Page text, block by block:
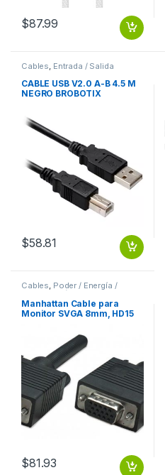
$87.99
Cables Entrada / Salida
CABLE USB V2.0 A-B 4.5 M
NEGRO BROBOTIX
$58.81
Cables, Poder / Energía /
Alimentación
Manhattan Cable para
Monitor SVGA 8mm, HD15
Metros, Negro 8MM
MACHO-HEMBRA MONITOR
PROYECTOR
$81.93